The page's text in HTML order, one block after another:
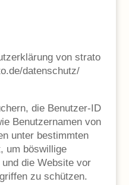
von strato
datenschutz/
die Benutzer-ID
Benutzernamen von
unter bestimmten
um böswillige
die Website vor
zu schützen.